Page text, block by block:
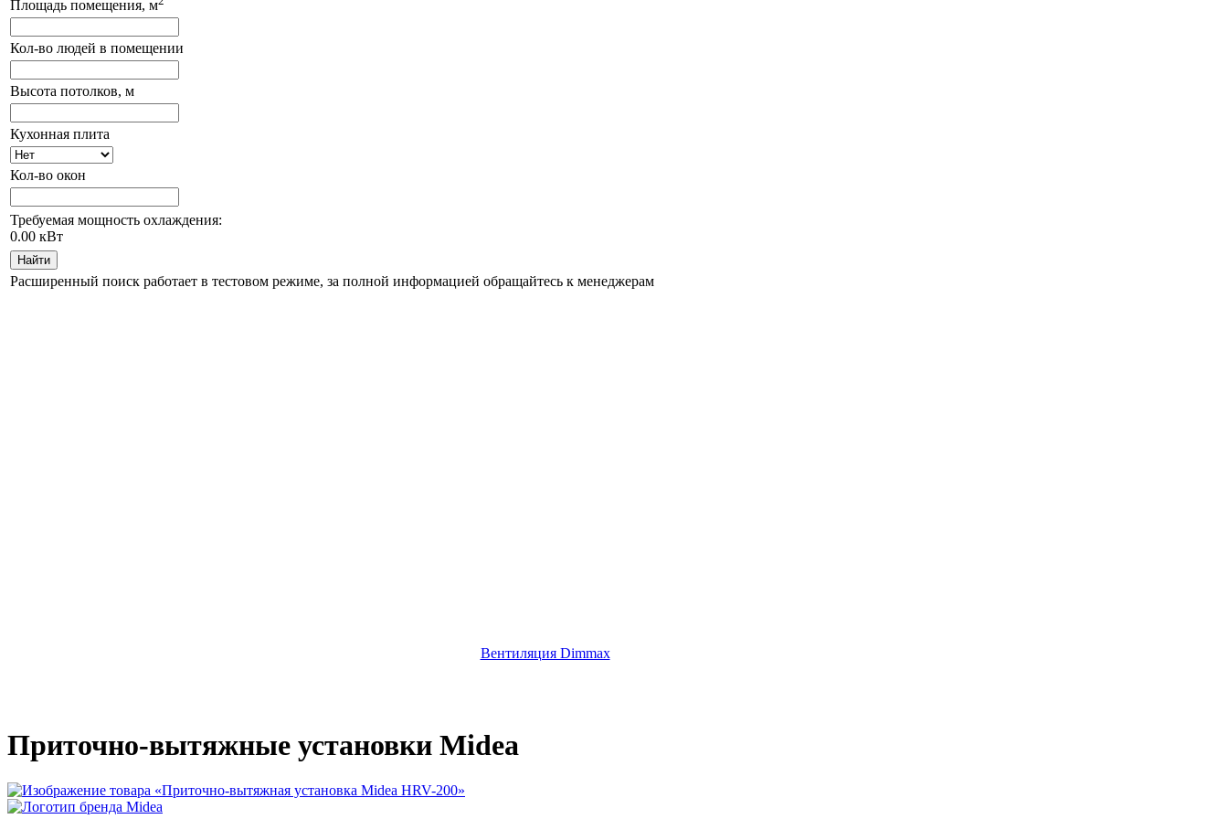
Площадь помещения, м
Кол-во людей в помещении
Высота потолков, м
Кухонная плита
Кол-во окон
Требуемая мощность охлаждения:
0.00 кВт
Найти
Расширенный поиск работает в тестовом режиме, за полной информацией обращайтесь к менеджерам
Вентиляция Dimmax
Приточно-вытяжные установки Midea